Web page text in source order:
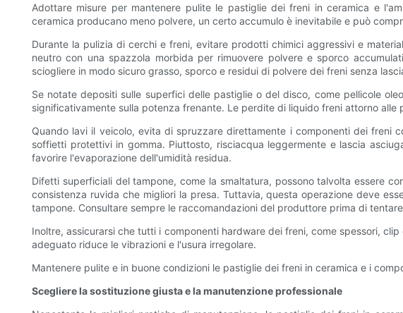
Adottare misure per mantenere pulite le pastiglie dei freni in ceramica e
ceramica producano meno polvere, un certo accumulo è inevitabile e può
Durante la pulizia di cerchi e freni, evitare prodotti chimici aggressivi e
neutro con una spazzola morbida per rimuovere polvere e sporco
sciogliere in modo sicuro grasso, sporco e residui di polvere dei freni senza
Se notate depositi sulle superfici delle pastiglie o del disco, come pellicole
significativamente sulla potenza frenante. Le perdite di liquido freni attorno
Quando lavi il veicolo, evita di spruzzare direttamente i componenti dei
soffietti protettivi in ​​gomma. Piuttosto, risciacqua leggermente e lascia
favorire l'evaporazione dell'umidità residua.
Difetti superficiali del tampone, come la smaltatura, possono talvolta essere
consistenza ruvida che migliori la presa. Tuttavia, questa operazione deve
tampone. Consultare sempre le raccomandazioni del produttore prima di
Inoltre, assicurarsi che tutti i componenti hardware dei freni, come spessori,
adeguato riduce le vibrazioni e l'usura irregolare.
Mantenere pulite e in buone condizioni le pastiglie dei freni in ceramica e i
Scegliere la sostituzione giusta e la manutenzione professionale